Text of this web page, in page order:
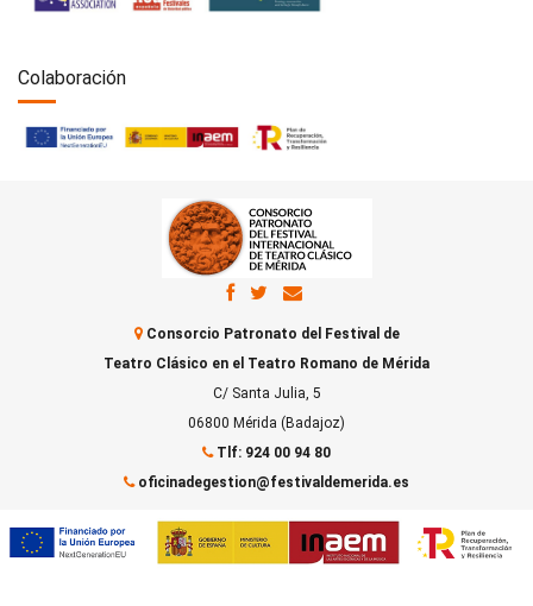
Colaboración
Consorcio Patronato del Festival de
Teatro Clásico en el Teatro Romano de Mérida
C/ Santa Julia, 5
06800 Mérida (Badajoz)
Tlf: 924 00 94 80
oficinadegestion@festivaldemerida.es